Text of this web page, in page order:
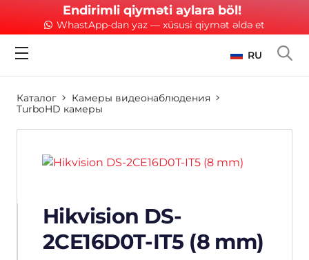
Endirimli qiyməti aylara böl!
WhastApp-dan yaz — xüsusi qiymət əldə et
RU
Каталог
Камеры видеонаблюдения
TurboHD камеры
Hikvision DS-
2CE16D0T-IT5 (8 mm)